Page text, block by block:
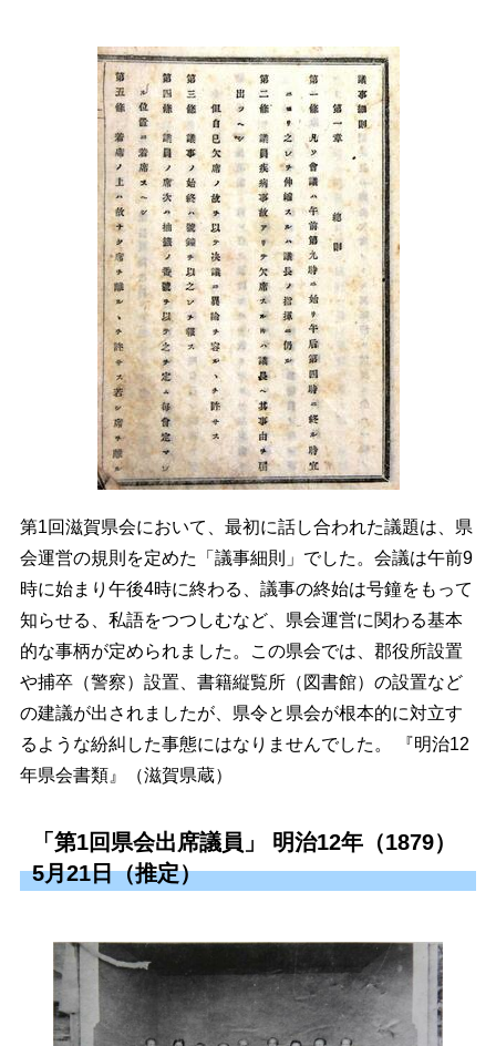
第1回滋賀県会において、最初に話し合われた議題は、県
会運営の規則を定めた「議事細則」でした。会議は午前9
時に始まり午後4時に終わる、議事の終始は号鐘をもって
知らせる、私語をつつしむなど、県会運営に関わる基本
的な事柄が定められました。この県会では、郡役所設置
や捕卒（警察）設置、書籍縦覧所（図書館）の設置など
の建議が出されましたが、県令と県会が根本的に対立す
るような紛糾した事態にはなりませんでした。 『明治12
年県会書類』（滋賀県蔵）
「第1回県会出席議員」 明治12年（1879）
5月21日（推定）